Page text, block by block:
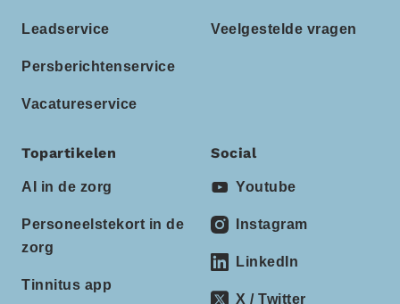
Leadservice
Persberichtenservice
Vacatureservice
Veelgestelde vragen
Topartikelen
AI in de zorg
Personeelstekort in de
zorg
Tinnitus app
Social
Youtube
Instagram
LinkedIn
X / Twitter